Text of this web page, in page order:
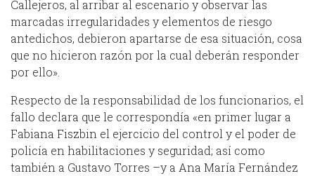
Callejeros, al arribar al escenario y observar las
marcadas irregularidades y elementos de riesgo
antedichos, debieron apartarse de esa situación, cosa
que no hicieron razón por la cual deberán responder
por ello».
Respecto de la responsabilidad de los funcionarios, el
fallo declara que le correspondía «en primer lugar a
Fabiana Fiszbin el ejercicio del control y el poder de
policía en habilitaciones y seguridad; así como
también a Gustavo Torres –y a Ana María Fernández